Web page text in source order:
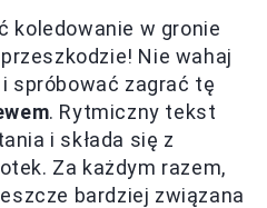
koledowanie w gronie
Nie wahaj
spróbować zagrać tę
. Rytmiczny tekst
i składa się z
Za każdym razem,
bardziej związana